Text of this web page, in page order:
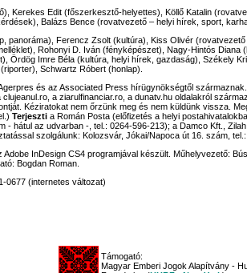
Kerekes Edit (főszerkesztő-helyettes), Köllő Katalin
Balázs Bence (rovatvezető – helyi hírek, sport,
panoráma), Ferencz Zsolt (kultúra), Kiss Olivér
Rohonyi D. Iván (fényképészet), Nagy-Hintós Diana
Ördög Imre Béla (kultúra, helyi hírek, gazdaság), Székely
Schwartz Róbert (honlap).
és az Associated Press hírügynökségtől
a ziarulfinanciar.ro, a dunatv.hu oldalakról
Kéziratokat nem őrzünk meg és nem küldünk vissza.
Terjeszti a Román Posta (előfizetés a helyi
- hátul az udvarban -, tel.: 0264-596-213); a Damco Kft.,
szolgálunk: Kolozsvár, Jókai/Napoca út 16. szám, tel.:
Adobe InDesign CS4 programjával készült. Műhelyvezető:
Bogdan Roman.
0677 (internetes változat)
Támogató:
Magyar Emberi Jogok Alapítvány -